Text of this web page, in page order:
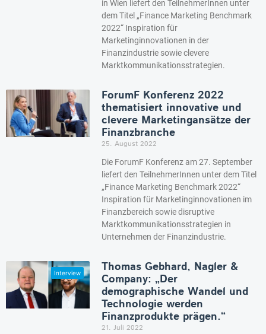
in Wien liefert den TeilnehmerInnen unter
dem Titel „Finance Marketing Benchmark
2022“ Inspiration für
Marketinginnovationen in der
Finanzindustrie sowie clevere
Marktkommunikationsstrategien.
ForumF Konferenz 2022
thematisiert innovative und
clevere Marketingansätze der
Finanzbranche
25. August 2022
Die ForumF Konferenz am 27. September
liefert den TeilnehmerInnen unter dem Titel
„Finance Marketing Benchmark 2022“
Inspiration für Marketinginnovationen im
Finanzbereich sowie disruptive
Marktkommunikationsstrategien in
Unternehmen der Finanzindustrie.
Thomas Gebhard, Nagler &
Company: „Der
demographische Wandel und
Technologie werden
Finanzprodukte prägen.“
21. Juli 2022